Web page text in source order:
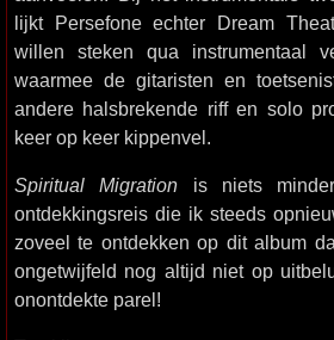
lijkt Persefone echter Dream
willen steken qua instrumentaal
waarmee de gitaristen en
andere halsbrekende riff en solo
keer op keer kippenvel.
Spiritual Migration is niets
ontdekkingsreis die ik steeds
zoveel te ontdekken op dit album
ongetwijfeld nog altijd niet op
onontdekte parel!